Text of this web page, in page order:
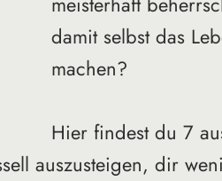
damit selbst das
machen?
Hier findest du 7
auszusteigen, dir